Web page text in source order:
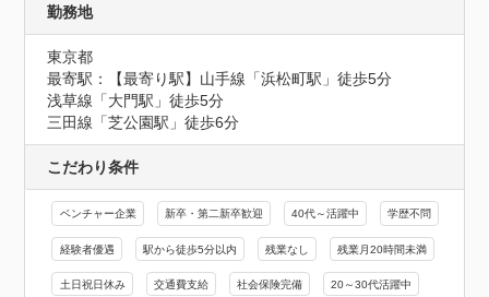
勤務地
東京都
最寄駅：【最寄り駅】山手線「浜松町駅」徒歩5分
浅草線「大門駅」徒歩5分
三田線「芝公園駅」徒歩6分
こだわり条件
ベンチャー企業 新卒・第二新卒歓迎 40代～活躍中 学歴不問
経験者優遇 駅から徒歩5分以内 残業なし 残業月20時間未満
土日祝日休み 交通費支給 社会保険完備 20～30代活躍中